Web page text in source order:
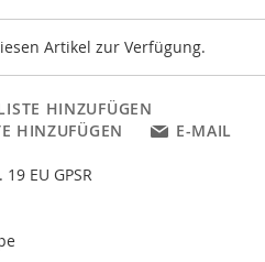
Artikel zur Verfügung.
HINZUFÜGEN
HINZUFÜGEN
E-MAIL
EU GPSR